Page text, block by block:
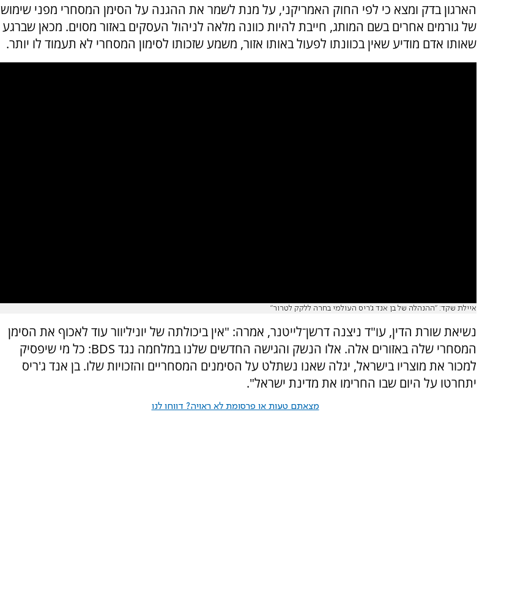
הארגון בדק ומצא כי לפי החוק האמריקני, על מנת לשמר את ההגנה על הסימן המסחרי מפני שימוש
של גורמים אחרים בשם המותג, חייבת להיות כוונה מלאה לניהול העסקים באזור מסוים. מכאן שברגע
שאותו אדם מודיע שאין בכוונתו לפעול באותו אזור, משמע שזכותו לסימון המסחרי לא תעמוד לו יותר.
איילת שקד: "ההנהלה של בן אנד ג׳ריס העולמי בחרה ללקק לטרור"
נשיאת שורת הדין, עו"ד ניצנה דרשן־לייטנר, אמרה: "אין ביכולתה של יוניליוור עוד לאכוף את הסימן
המסחרי שלה באזורים אלה. אלו הנשק והגישה החדשים שלנו במלחמה נגד BDS: כל מי שיפסיק
למכור את מוצריו בישראל, יגלה שאנו נשתלט על הסימנים המסחריים והזכויות שלו. בן אנד ג'ריס
יתחרטו על היום שבו החרימו את מדינת ישראל".
מצאתם טעות או פרסומת לא ראויה? דווחו לנו